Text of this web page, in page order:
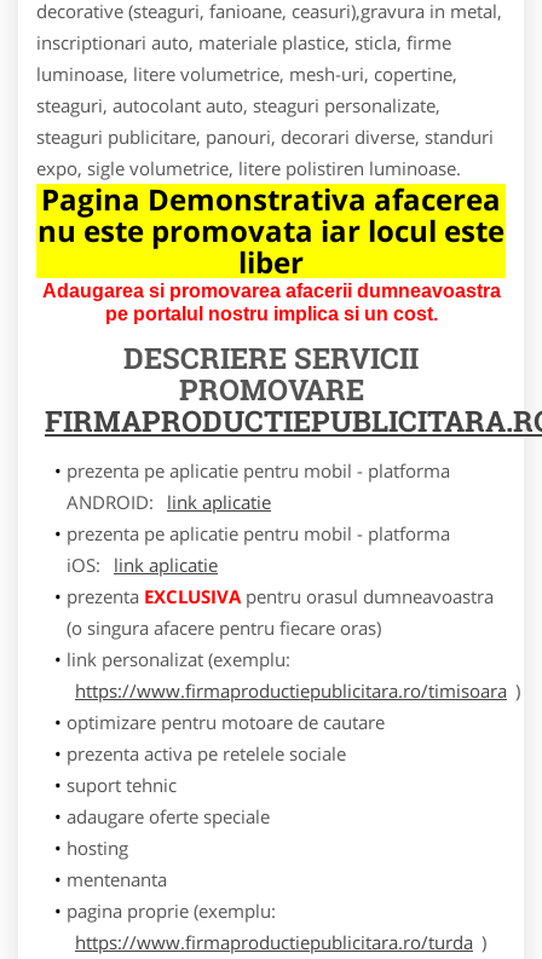
decorative (steaguri, fanioane, ceasuri),gravura in metal,
inscriptionari auto, materiale plastice, sticla, firme
luminoase, litere volumetrice, mesh-uri, copertine,
steaguri, autocolant auto, steaguri personalizate,
steaguri publicitare, panouri, decorari diverse, standuri
expo, sigle volumetrice, litere polistiren luminoase.
Pagina Demonstrativa afacerea
nu este promovata iar locul este
liber
Adaugarea si promovarea afacerii dumneavoastra
pe portalul nostru implica si un cost.
DESCRIERE SERVICII
PROMOVARE
prezenta pe aplicatie pentru mobil - platforma
ANDROID:
link aplicatie
prezenta pe aplicatie pentru mobil - platforma
iOS:
link aplicatie
prezenta EXCLUSIVApentru orasul dumneavoastra
(o singura afacere pentru fiecare oras)
link personalizat (exemplu:
https://www.firmaproductiepublicitara.ro/timisoara )
optimizare pentru motoare de cautare
prezenta activa pe retelele sociale
suport tehnic
adaugare oferte speciale
hosting
mentenanta
pagina proprie (exemplu:
https://www.firmaproductiepublicitara.ro/turda )